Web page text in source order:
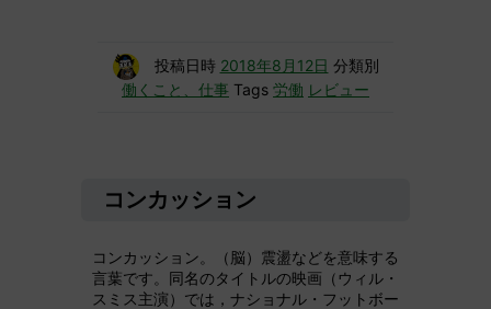
投稿日時 2018年8月12日 分類別
働くこと、仕事 Tags 労働 レビュー
コンカッション
コンカッション。（脳）震盪などを意味する
言葉です。同名のタイトルの映画（ウィル・
スミス主演）では，ナショナル・フットボー